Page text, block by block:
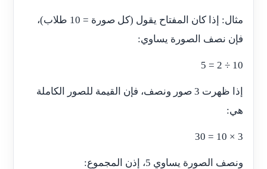
مثال: إذا كان المفتاح يقول (كل صورة = 10 طلاب)،
فإن نصف الصورة يساوي:
10 ÷ 2 = 5
إذا ظهرت 3 صور ونصف، فإن القيمة للصور الكاملة
هي:
3 × 10 = 30
ونصف الصورة يساوي 5، إذن المجموع: